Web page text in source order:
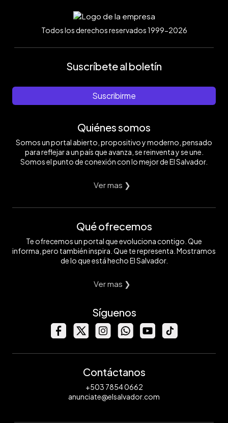
Todos los derechos reservados 1999-2026
Suscríbete al boletín
Suscribirme
Quiénes somos
Somos un portal abierto, propositivo y moderno, pensado
para reflejar a un país que avanza, se reinventa y se une.
Somos el punto de conexión con lo mejor de El Salvador.
Ver mas ❯
Qué ofrecemos
Te ofrecemos un portal que evoluciona contigo. Que
informa, pero también inspira. Que te representa. Mostramos
de lo que está hecho El Salvador.
Ver mas ❯
Síguenos
Contáctanos
+503 7854 0662
anunciate@elsalvador.com